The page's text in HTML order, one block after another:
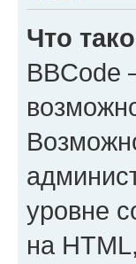
Что
BBCode
уровне
на